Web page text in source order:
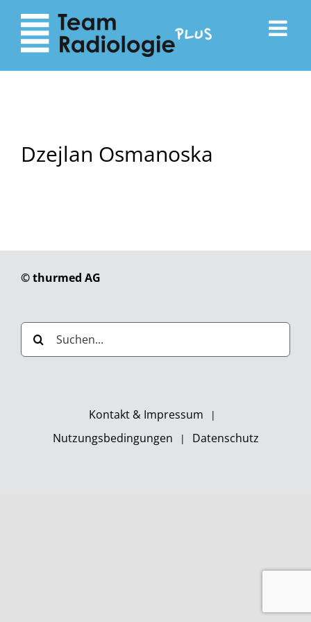
zum
Inhalt
Navigation
Dzejlan Osmanoska
© thurmed AG
Suche
nach:
Kontakt & Impressum
Nutzungsbedingungen
Datenschutz